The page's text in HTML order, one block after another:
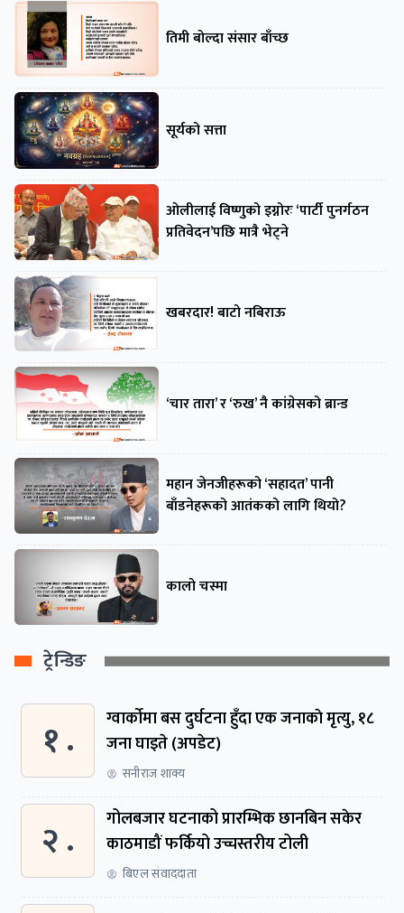
तिमी बोल्दा संसार बाँच्छ
सूर्यको सत्ता
ओलीलाई विष्णुको इग्नोरः ‘पार्टी पुनर्गठन
प्रतिवेदन’पछि मात्रै भेट्ने
खबरदार! बाटो नबिराऊ
‘चार तारा’ र ‘रुख’ नै कांग्रेसको ब्रान्ड
महान जेनजीहरूको ‘सहादत’ पानी
बाँडनेहरूको आतंकको लागि थियो?
कालो चस्मा
ट्रेन्डिङ
१ .
ग्वार्काेमा बस दुर्घटना हुँदा एक जनाकाे मृत्यु, १८
जना घाइते (अपडेट)
सनीराज शाक्य
२ .
गोलबजार घटनाको प्रारम्भिक छानबिन सकेर
काठमाडौं फर्कियो उच्चस्तरीय टोली
बिएल संवाददाता